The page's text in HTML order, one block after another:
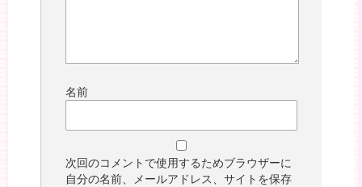
名前
次回のコメントで使用するためブラウザーに
自分の名前、メールアドレス、サイトを保存